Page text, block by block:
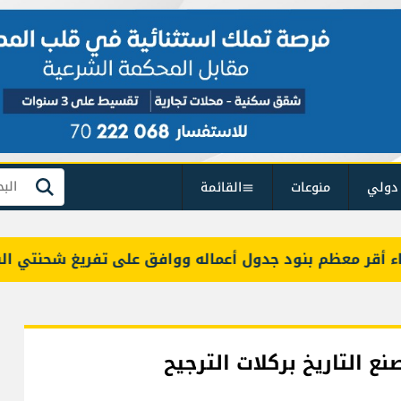
منوعات القائمة بحث
بنود جدول أعماله ووافق على تفريغ شحنتي البنزين